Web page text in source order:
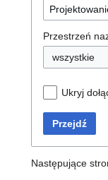
Przestrzeń
wszystkie
Ukryj
Przejdź
Następujące